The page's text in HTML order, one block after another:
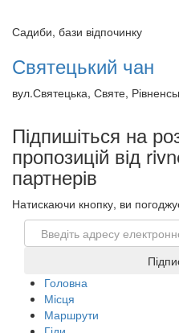
Садиби, бази відпочинку
Святецький чан
вул.Святецька, Святе,
Підпишіться на
пропозицій від
партнерів
Натискаючи кнопку, ви
Email
Головна
Місця
Маршрути